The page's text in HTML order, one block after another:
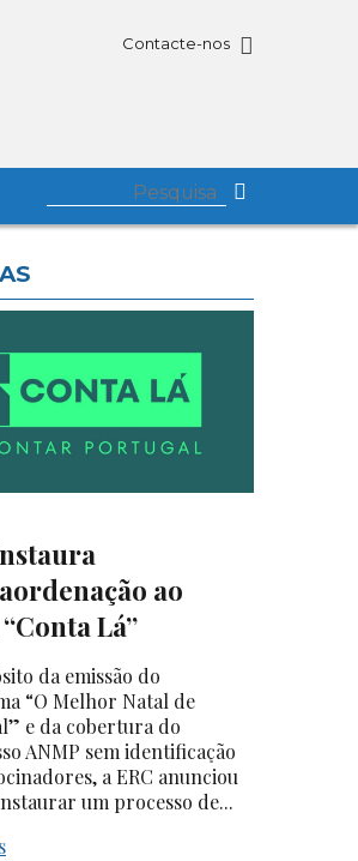
Contacte-nos
ao
Lá”
da emissão do
“O Melhor Natal de
e da cobertura do
ANMP sem identificação
a ERC anunciou
um processo de...